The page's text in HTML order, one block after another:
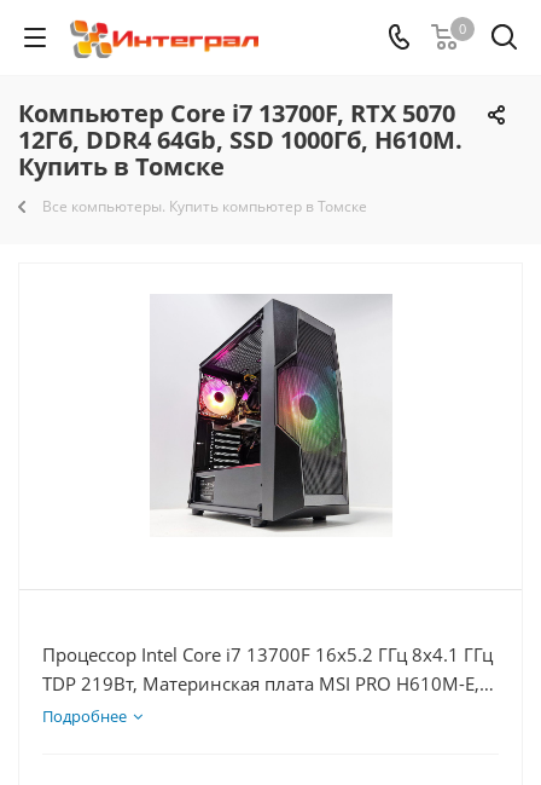
0
Компьютер Core i7 13700F, RTX 5070
12Гб, DDR4 64Gb, SSD 1000Гб, H610M.
Купить в Томске
Все компьютеры. Купить компьютер в Томске
Процессор Intel Core i7 13700F 16x5.2 ГГц 8x4.1 ГГц
TDP 219Вт, Материнская плата MSI PRO H610M-E,
Видеокарта RTX 5070 12Гб, Память DDR4 64Gb,
Подробнее